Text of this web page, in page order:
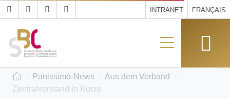
INTRANET FRANÇAIS
Panissimo-News
Aus dem Verband
Zentralvorstand in Kürze